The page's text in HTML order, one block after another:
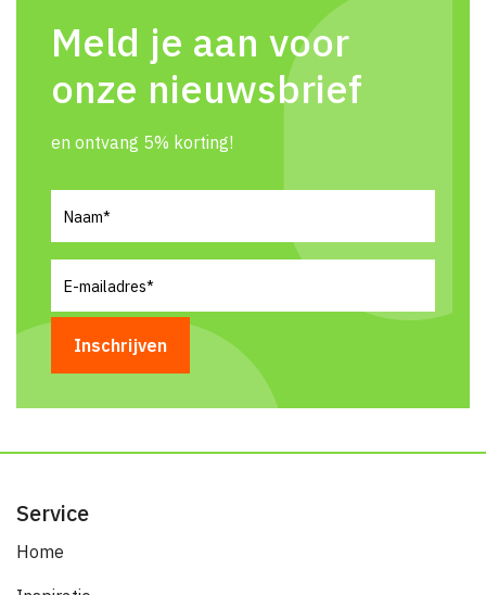
Meld je aan voor
onze nieuwsbrief
en ontvang 5% korting!
mailadres(Vereist)
Service
Home